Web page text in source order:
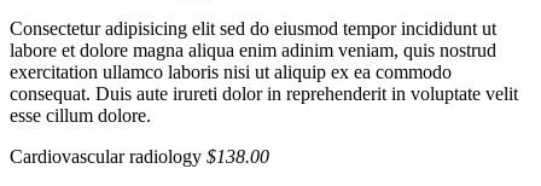
Consectetur adipisicing elit sed do eiusmod tempor incididunt ut
labore et dolore magna aliqua enim adinim veniam, quis nostrud
exercitation ullamco laboris nisi ut aliquip ex ea commodo
consequat. Duis aute irureti dolor in reprehenderit in voluptate velit
esse cillum dolore.
Cardiovascular radiology $138.00